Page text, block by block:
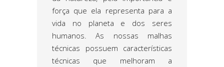
força que ela representa para a
vida no planeta e dos seres
humanos. As nossas malhas
técnicas possuem características
técnicas que melhoram a